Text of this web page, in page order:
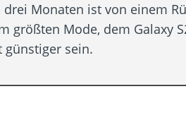
Monaten ist von einem
größten Mode, dem Galaxy
günstiger sein.